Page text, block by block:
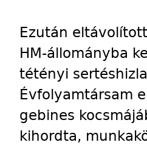
Ezután
HM-állományba
tétényi
Évfolyamtársam
gebines
kihordta,